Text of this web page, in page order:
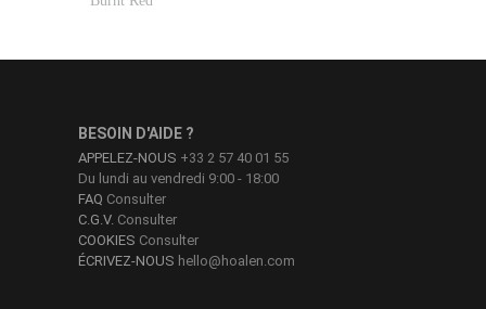
BESOIN D'AIDE ?
APPELEZ-NOUS +33 2 57 40 01 55
Du lundi au vendredi 9:00 - 18:00
FAQ Consulter
C.G.V. Consulter
COOKIES Consulter
ÉCRIVEZ-NOUS hello@hoalen.com